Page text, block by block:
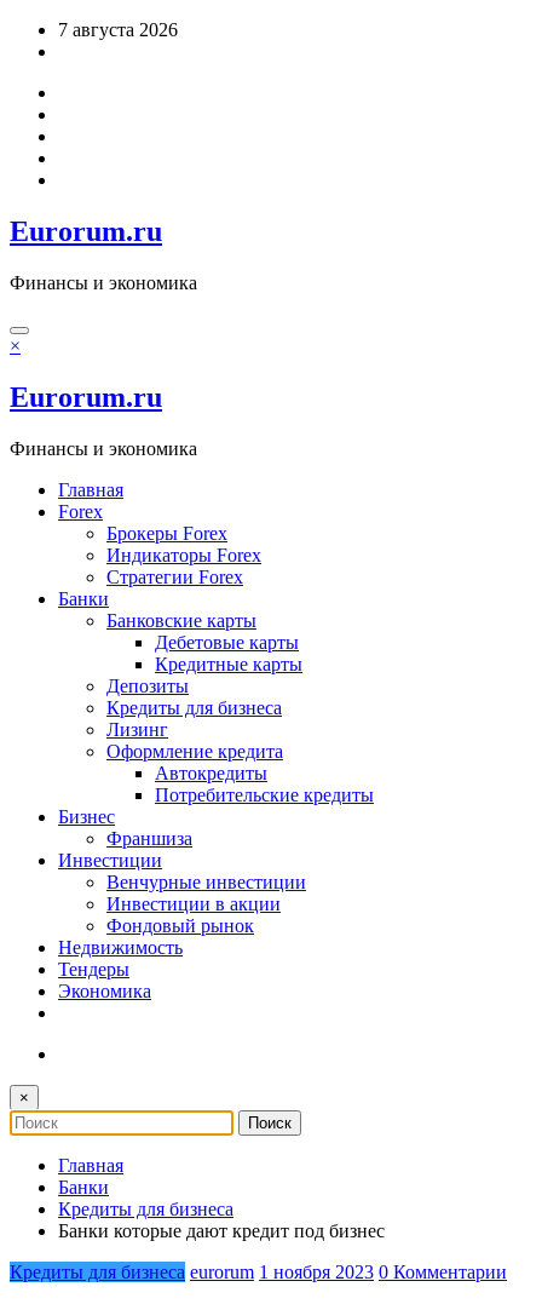
Перейти7 августа 2026
Eurorum.ru
Финансы и экономика
×
Eurorum.ru
Финансы и экономика
Главная
Forex
Брокеры Forex
Индикаторы Forex
Стратегии Forex
Банки
Банковские карты
Дебетовые карты
Кредитные карты
Депозиты
Кредиты для бизнеса
Лизинг
Оформление кредита
Автокредиты
Потребительские кредиты
Бизнес
Франшиза
Инвестиции
Венчурные инвестиции
Инвестиции в акции
Фондовый рынок
Недвижимость
Тендеры
Экономика
×
Главная
Банки
Кредиты для бизнеса
Банки которые дают кредит под бизнес
Кредиты для бизнеса eurorum 1 ноября 2023 0 Комментарии